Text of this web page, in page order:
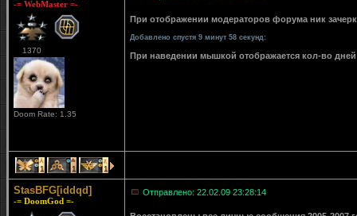
-= WebMaster =-
1370
Doom Rate: 1.35
При отображении модераторов форума ник
Добавлено спустя 9 минут 58 секунд:
При наведении мышкой отображается кол-во
1 1 1
StasBFG[iddqd]
-= DoomGod =-
Отправлено: 22.02.09 23:28:14